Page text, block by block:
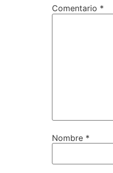
Comentario *
Nombre *